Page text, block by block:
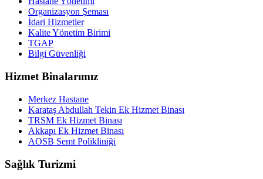
Organizasyon Şeması
İdari Hizmetler
Kalite Yönetim Birimi
TGAP
Bilgi Güvenliği
Hizmet Binalarımız
Merkez Hastane
Karataş Abdullah Tekin Ek Hizmet Binası
TRSM Ek Hizmet Binası
Akkapı Ek Hizmet Binası
AOSB Semt Polikliniği
Sağlık Turizmi